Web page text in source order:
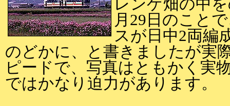
レンゲ畑の中
月29日のこと
スが日中2両編
のどかに、と書きましたが実
ピードで、写真はともかく実
ではかなり迫力があります。